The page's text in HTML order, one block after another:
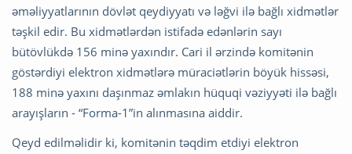
əməliyyatlarının dövlət qeydiyyatı və ləğvi ilə bağlı xidmətlər
təşkil edir. Bu xidmətlərdən istifadə edənlərin sayı
bütövlükdə 156 minə yaxındır. Cari il ərzində komitənin
göstərdiyi elektron xidmətlərə müraciətlərin böyük hissəsi,
188 minə yaxını daşınmaz əmlakın hüquqi vəziyyəti ilə bağlı
arayışların - “Forma-1”in alınmasına aiddir.
Qeyd edilməlidir ki, komitənin təqdim etdiyi elektron